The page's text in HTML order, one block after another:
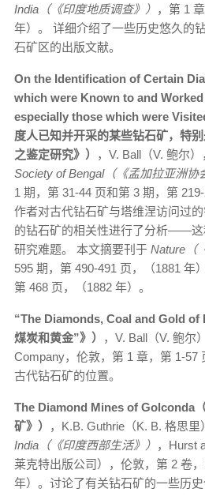
India（《印度地质调查》） ，第 1
年）。 详细介绍了一些历史悠久的
石矿区的出版文献。
On the Identification of Certain
which were Known to and
especially those which were
度人已知并开采的某些钻石矿，特
之鉴定研究》）
，V. Ball（V. 鲍尔）
Society of Bengal（《孟加拉亚洲协
1 期，第 31-44 页和第 3 期，第
作者对古代钻石矿与塔维涅访问过
的钻石矿的相关性进行了分析——这
研究难题。 本文摘要刊于 Nature（
595 期，第 490-491 页，（1881 年
第 468 页，（1882 年）。
“The Diamonds, Coal and Gold of
煤炭和黄金”》）
，V. Ball（V. 鲍尔
Company，伦敦，第 1 章，第 1-57
古代钻石矿的位置。
The Diamond Mines of Golconda
矿》）
，K.B. Guthrie（K. B. 格思里
India（《印度西部生活》） ，Hurst
莱克特出版公司），伦敦，第 2 卷
年）。讨论了有关钻石矿的一些历史